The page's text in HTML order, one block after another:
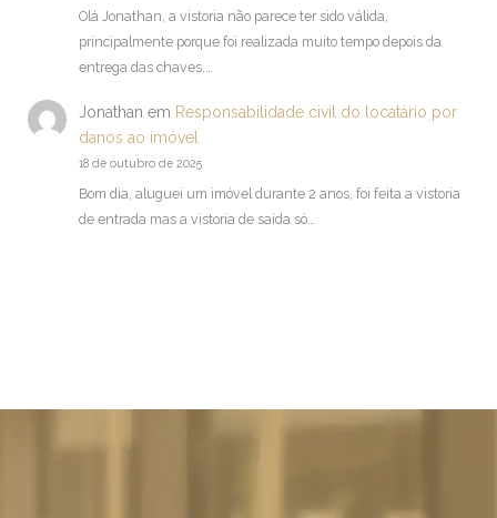
Olá Jonathan, a vistoria não parece ter sido válida,
principalmente porque foi realizada muito tempo depois da
entrega das chaves.…
Jonathan em Responsabilidade civil do locatário por
danos ao imóvel
18 de outubro de 2025
Bom dia, aluguei um imóvel durante 2 anos, foi feita a vistoria
de entrada mas a vistoria de saída só…